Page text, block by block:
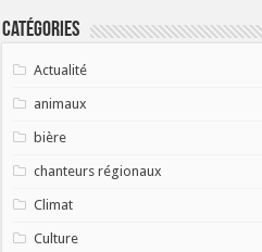
Catégories
Actualité
animaux
bière
chanteurs régionaux
Climat
Culture